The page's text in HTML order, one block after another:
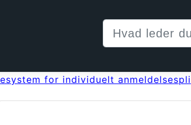
for individuelt